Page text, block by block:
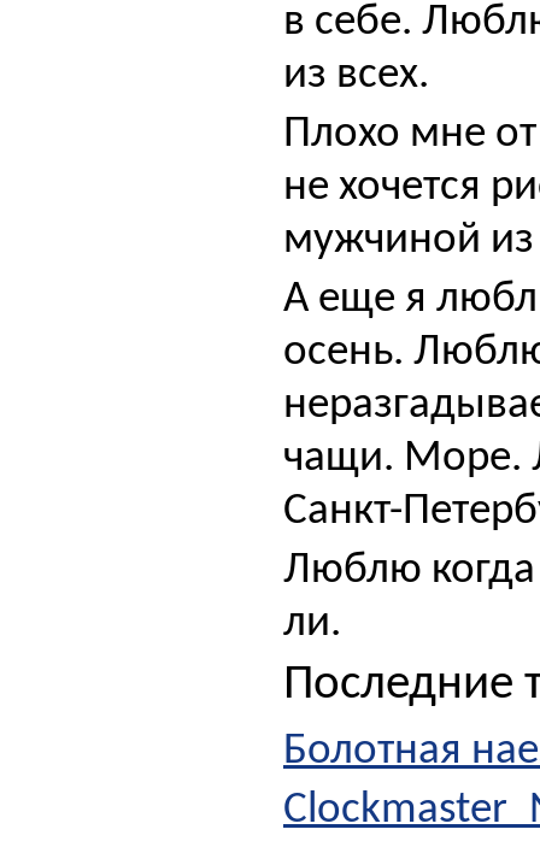
в себе.
из всех.
Плохо мне от
не хочется
мужчиной из
А еще я
осень.
чащи. Море.
Санкт-
Люблю когда
ли.
Последние
Болотная